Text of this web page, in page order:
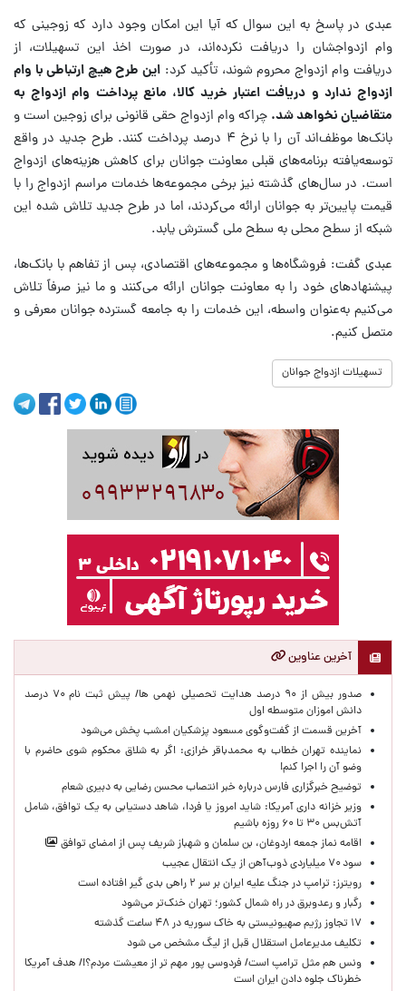
عبدی در پاسخ به این سوال که آیا این امکان وجود دارد که زوجینی که
وام ازدواجشان را دریافت نکرده‌اند، در صورت اخذ این تسهیلات، از
دریافت وام ازدواج محروم شوند، تأکید کرد:این طرح هیچ ارتباطی با وام
ازدواج ندارد و دریافت اعتبار خرید کالا، مانع پرداخت وام ازدواج به
متقاضیان نخواهد شد. چراکه وام ازدواج حقی قانونی برای زوجین است و
بانک‌ها موظف‌اند آن را با نرخ ۴ درصد پرداخت کنند. طرح جدید در واقع
توسعه‌یافته برنامه‌های قبلی معاونت جوانان برای کاهش هزینه‌های ازدواج
است. در سال‌های گذشته نیز برخی مجموعه‌ها خدمات مراسم ازدواج را با
قیمت پایین‌تر به جوانان ارائه می‌کردند، اما در طرح جدید تلاش شده این
شبکه از سطح محلی به سطح ملی گسترش یابد.
عبدی گفت: فروشگاه‌ها و مجموعه‌های اقتصادی، پس از تفاهم با بانک‌ها،
پیشنهادهای خود را به معاونت جوانان ارائه می‌کنند و ما نیز صرفاً تلاش
می‌کنیم به‌عنوان واسطه، این خدمات را به جامعه گسترده جوانان معرفی و
متصل کنیم.
تسهیلات ازدواج جوانان
آخرین عناوین
صدور بیش از ۹۰ درصد هدایت تحصیلی نهمی ها/ پیش ثبت نام ۷۰ درصد
دانش اموزان متوسطه اول
آخرین قسمت از گفت‌وگوی مسعود پزشکیان امشب پخش می‌شود
نماینده تهران خطاب به محمدباقر خرازی: اگر به شلاق محکوم شوی حاضرم با
وضو آن را اجرا کنم!
توضیح خبرگزاری فارس درباره خبر انتصاب محسن رضایی به دبیری شعام
وزیر خزانه داری آمریکا: شاید امروز یا فردا، شاهد دستیابی به یک توافق، شامل
آتش‌بس ۳۰ تا ۶۰ روزه باشیم
اقامه نماز جمعه اردوغان، بن ‌سلمان و شهباز شریف پس از امضای توافق
سود ۷۰ میلیاردی ذوب‌آهن از یک انتقال عجیب
رویترز: ترامپ در جنگ علیه ایران بر سر ۲ راهی بدی گیر افتاده است
رگبار و رعدوبرق در راه شمال کشور؛ تهران خنک‌تر می‌شود
۱۷ تجاوز رژیم صهیونیستی به خاک سوریه در ۴۸ ساعت گذشته
تکلیف مدیرعامل استقلال قبل از لیگ مشخص می شود
ونس هم مثل ترامپ است/ فردوسی پور مهم تر از معیشت مردم؟!/ هدف آمریکا
خطرناک جلوه دادن ایران است